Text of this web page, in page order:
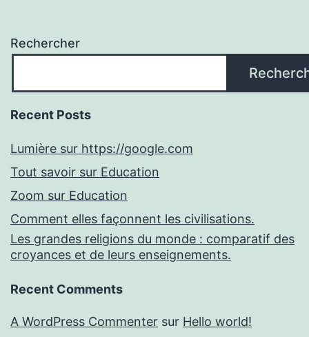
Rechercher
Recent Posts
Lumière sur https://google.com
Tout savoir sur Education
Zoom sur Education
Comment elles façonnent les civilisations.
Les grandes religions du monde : comparatif des
croyances et de leurs enseignements.
Recent Comments
A WordPress Commenter sur Hello world!